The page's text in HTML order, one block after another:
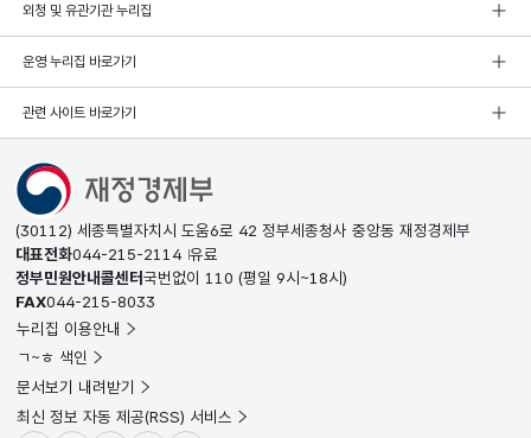
외청 및 유관기관 누리집
운영 누리집 바로가기
관련 사이트 바로가기
(30112) 세종특별자치시 도움6로 42 정부세종청사 중앙동 재정경제부
대표전화044-215-2114 유료
정부민원안내콜센터국번없이 110 (평일 9시~18시)
FAX044-215-8033
누리집 이용안내
ㄱ~ㅎ 색인
문서보기 내려받기
최신 정보 자동 제공(RSS) 서비스